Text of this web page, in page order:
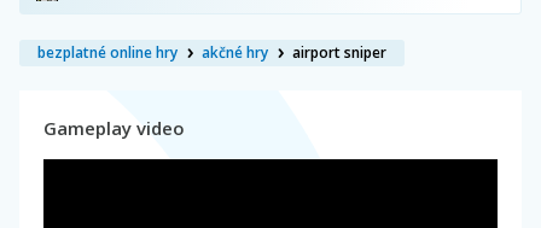
bezplatné online hry akčné hry airport sniper
Gameplay video